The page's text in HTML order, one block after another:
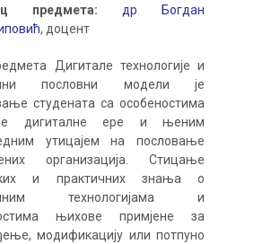
предмета:
др Богдан
, доцент
Дигитале технологије и
пословни модели је
студената са особеностима
дигиталне ере и њеним
утицајем на пословање
организација. Стицање
и практичних знања о
технологијама и
њихове примјене за
модификацију или потпуно